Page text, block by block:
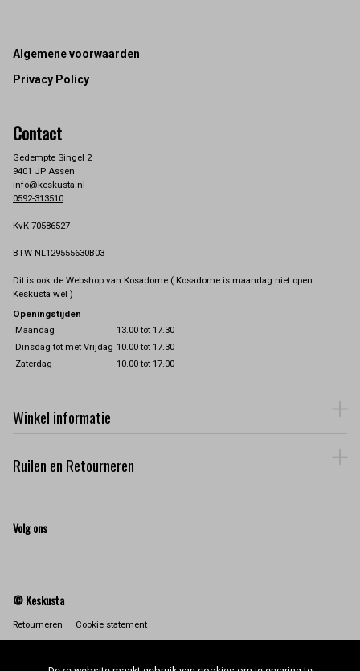
Footer
Algemene voorwaarden
Privacy Policy
Contact
Gedempte Singel 2
9401 JP Assen
info@keskusta.nl
0592-313510
KvK 70586527
BTW NL129555630B03
Dit is ook de Webshop van Kosadome ( Kosadome is maandag niet open
Keskusta wel )
Openingstijden
Maandag
13.00 tot 17.30
Dinsdag tot met Vrijdag 10.00 tot 17.30
Zaterdag
10.00 tot 17.00
Winkel informatie
Ruilen en Retourneren
Volg ons
© Keskusta
Retourneren Cookie statement